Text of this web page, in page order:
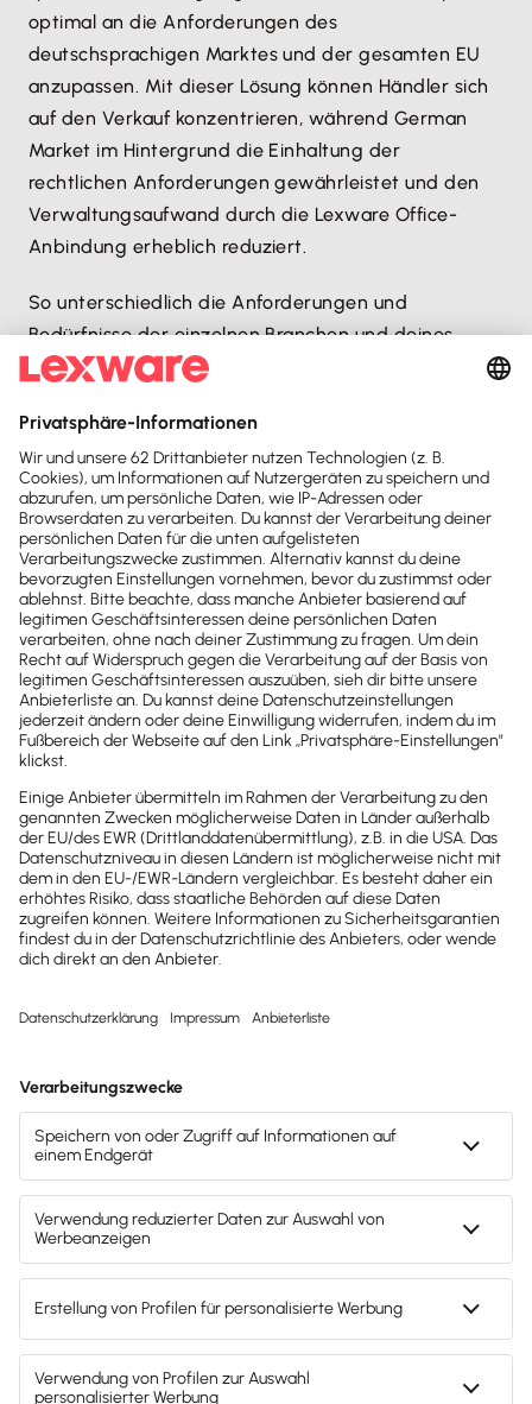
optimal an die Anforderungen des
deutschsprachigen Marktes und der gesamten EU
anzupassen. Mit dieser Lösung können Händler sich
auf den Verkauf konzentrieren, während German
Market im Hintergrund die Einhaltung der
rechtlichen Anforderungen gewährleistet und den
Verwaltungsaufwand durch die Lexware Office-
Anbindung erheblich reduziert.
So unterschiedlich die Anforderungen und
Bedürfnisse der einzelnen Branchen und deines
Unternehmens sind – mit unserem flexiblen Partner-
Buchhaltungsanbindung. Erfahre durch unsere Case
Studies, welche Vorteile Lexware Office dem
jeweiligen Unternehmen bietet und sieh unsere
Software sowie Services in der Anwendung.
Weitere Case Studies
Mit dem passenden Partner­
angebot zur idealen
Buchhaltungs­anbindung
So unterschiedlich die Anforderungen und
Bedürfnisse der einzelnen Branchen und deines
Unternehmens sind – mit unseremflexiblen
Partner-Angebotbieten wir dir die passende
Lösung für die Buchhaltungsanbindung. Erfahre
durch unsere Case Studies, welche Vorteile Lexware
Office dem jeweiligen Unternehmen bieten, und
überzeuge dich von unserer Software sowie
Alle Case Studies in der Übersicht
Mach's dir leicht und gib deinem Business den
entscheidenden Push – mit unserer Software für
Buchhaltung & Lohn.